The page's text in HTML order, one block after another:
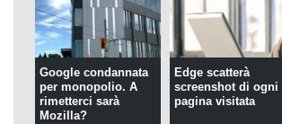
Google condannata
per monopolio. A
rimetterci sarà
Mozilla?
Edge scatterà
screenshot di ogni
pagina visitata